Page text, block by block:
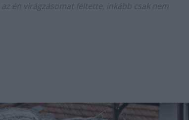
én virágzásomat féltette, inkább csak nem